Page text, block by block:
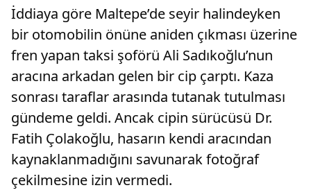
İddiaya göre Maltepe’de seyir halindeyken
bir otomobilin önüne aniden çıkması üzerine
fren yapan taksi şoförü Ali Sadıkoğlu’nun
aracına arkadan gelen bir cip çarptı. Kaza
sonrası taraflar arasında tutanak tutulması
gündeme geldi. Ancak cipin sürücüsü Dr.
Fatih Çolakoğlu, hasarın kendi aracından
kaynaklanmadığını savunarak fotoğraf
çekilmesine izin vermedi.